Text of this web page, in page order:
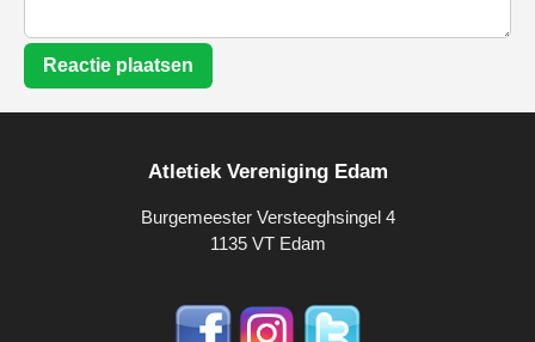
Reactie plaatsen
Atletiek Vereniging Edam
Burgemeester Versteeghsingel 4
1135 VT Edam